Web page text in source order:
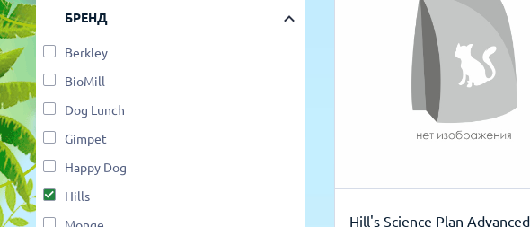
Для рептилий
БРЕНД
Berkley
BioMill
Dog Lunch
Gimpet
Happy Dog
Hills
Hill's Science Plan Advanced